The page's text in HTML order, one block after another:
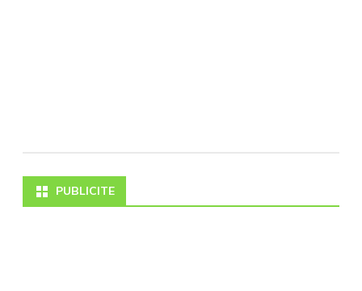
PUBLICITE